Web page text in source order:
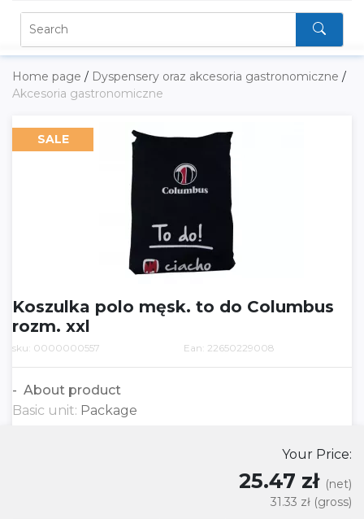
Home page / Dyspensery oraz akcesoria gastronomiczne /
Akcesoria gastronomiczne
SALE
Koszulka polo męsk. to do Columbus
rozm. xxl
sku: 0000000557 Ean: 22650229008
About product
Basic unit: Package
Your Price:
25.47 zł (net)
31.33 zł (gross)